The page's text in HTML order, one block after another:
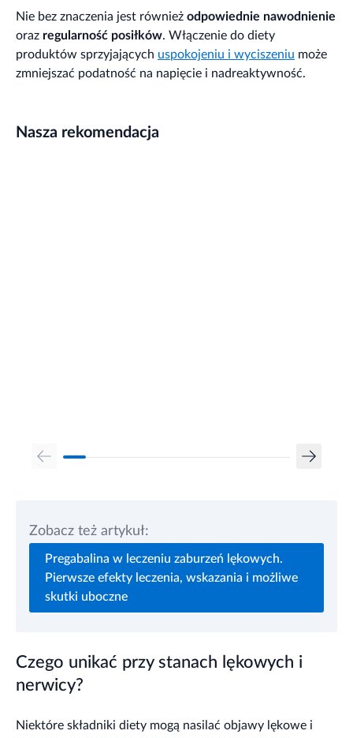
Nie bez znaczenia jest również odpowiednie nawodnienie
oraz regularność posiłków. Włączenie do diety
produktów sprzyjających uspokojeniu i wyciszeniu może
zmniejszać podatność na napięcie i nadreaktywność.
Nasza rekomendacja
Zobacz też artykuł:
Pregabalina w leczeniu zaburzeń lękowych.
Pierwsze efekty leczenia, wskazania i możliwe
skutki uboczne
Czego unikać przy stanach lękowych i
nerwicy?
Niektóre składniki diety mogą nasilać objawy lękowe i